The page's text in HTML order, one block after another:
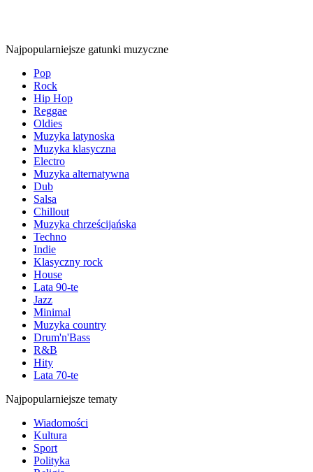
Najpopularniejsze gatunki muzyczne
Pop
Rock
Hip Hop
Reggae
Oldies
Muzyka latynoska
Muzyka klasyczna
Electro
Muzyka alternatywna
Dub
Salsa
Chillout
Muzyka chrześcijańska
Techno
Indie
Klasyczny rock
House
Lata 90-te
Jazz
Minimal
Muzyka country
Drum'n'Bass
R&B
Hity
Lata 70-te
Najpopularniejsze tematy
Wiadomości
Kultura
Sport
Polityka